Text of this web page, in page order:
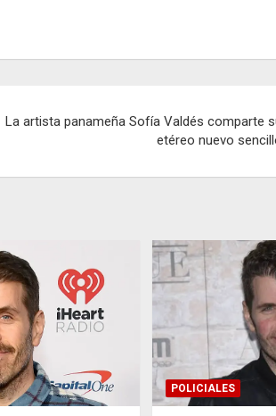
La artista panameña Sofía Valdés comparte
etéreo nuevo
POLICIALES